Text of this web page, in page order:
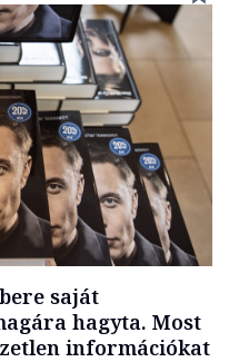
saját
hagyta. Most
információkat